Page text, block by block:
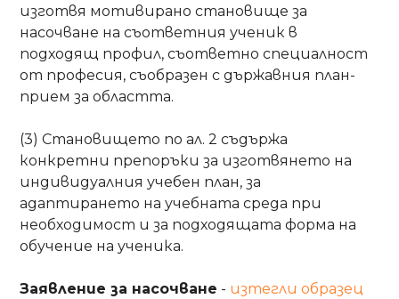
изготвя мотивирано становище за
насочване на съответния ученик в
подходящ профил, съответно специалност
от професия, съобразен с държавния план-
прием за областта.
(3) Становището по ал. 2 съдържа
конкретни препоръки за изготвянето на
индивидуалния учебен план, за
адаптирането на учебната среда при
необходимост и за подходящата форма на
обучение на ученика.
Заявление за насочване - изтегли образец